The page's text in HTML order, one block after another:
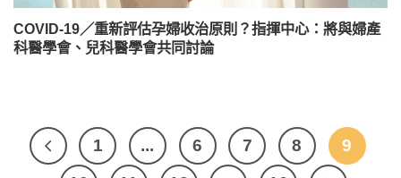
COVID-19／重新評估孕婦收治原則？指揮中心：將與婦產
科醫學會、兒科醫學會共同討論
1 ... 6 7 8 9